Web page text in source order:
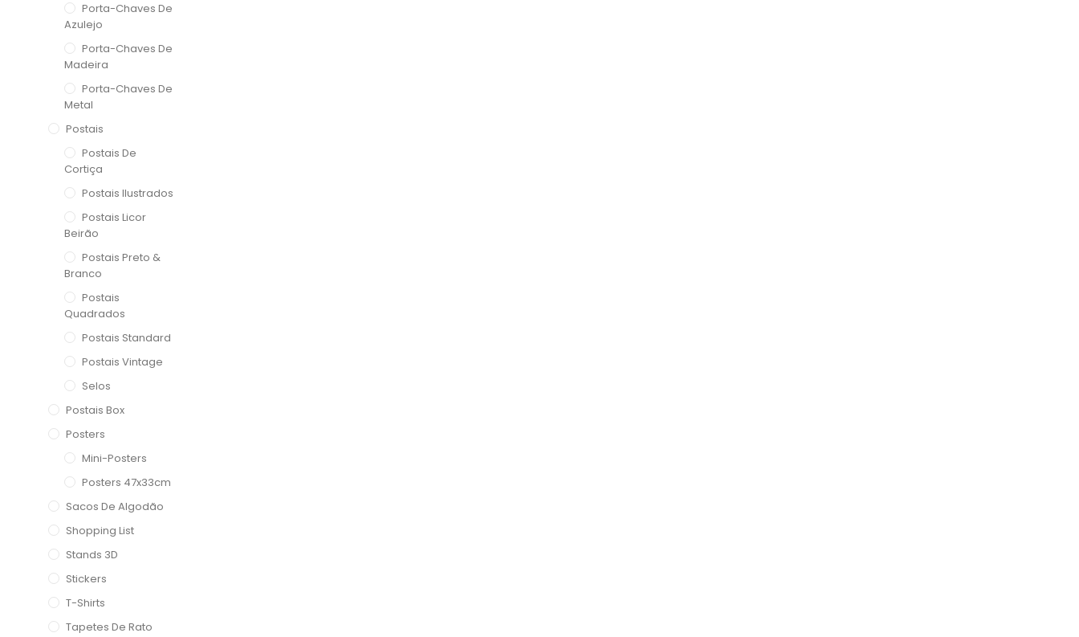
Porta-Chaves De
Azulejo
Porta-Chaves De
Madeira
Porta-Chaves De
Metal
Postais
Postais De
Cortiça
Postais Ilustrados
Postais Licor
Beirão
Postais Preto &
Branco
Postais
Quadrados
Postais Standard
Postais Vintage
Selos
Postais Box
Posters
Mini-Posters
Posters 47x33cm
Sacos De Algodão
Shopping List
Stands 3D
Stickers
T-Shirts
Tapetes De Rato